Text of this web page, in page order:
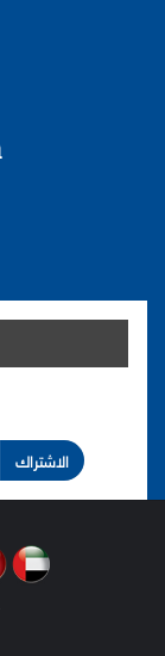
الاشتراك